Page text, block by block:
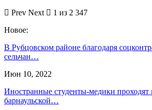
Prev Next
1 из 2 347
Новое:
В Рубцовском районе благодаря
сельчан…
Июн 10, 2022
Иностранные студенты-медики проходят
барнаульской…